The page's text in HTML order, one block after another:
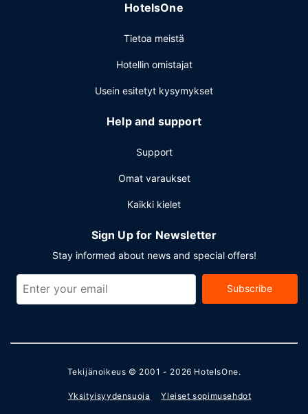
HotelsOne
Tietoa meistä
Hotellin omistajat
Usein esitetyt kysymykset
Help and support
Support
Omat varaukset
Kaikki kielet
Sign Up for Newsletter
Stay informed about news and special offers!
Subscribe
Tekijänoikeus © 2001 - 2026 HotelsOne.
Yksityisyydensuoja Yleiset sopimusehdot